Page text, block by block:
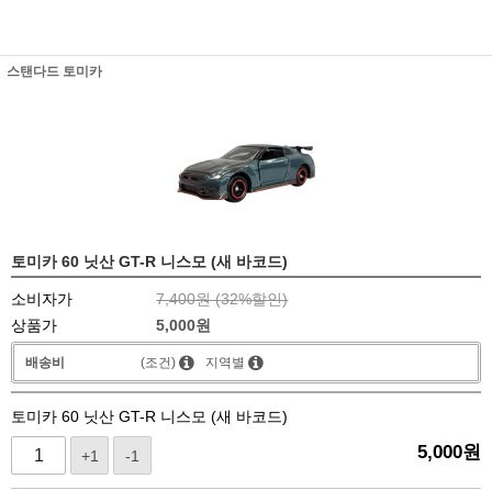
스탠다드 토미카
토미카 60 닛산 GT-R 니스모 (새 바코드)
소비자가 7,400원 (32%할인)
상품가
5,000원
배송비 (조건) 지역별
토미카 60 닛산 GT-R 니스모 (새 바코드)
+1 -1 5,000원